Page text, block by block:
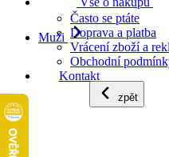
Často se ptáte
Doprava a platba
Vrácení zboží a
Obchodní
Kontakt
Muži
zpět